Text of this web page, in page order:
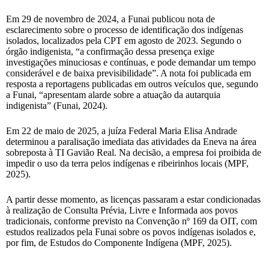
Em 29 de novembro de 2024, a Funai publicou nota de
esclarecimento sobre o processo de identificação dos indígenas
isolados, localizados pela CPT em agosto de 2023. Segundo o
órgão indigenista, “a confirmação dessa presença exige
investigações minuciosas e contínuas, e pode demandar um tempo
considerável e de baixa previsibilidade”. A nota foi publicada em
resposta a reportagens publicadas em outros veículos que, segundo
a Funai, “apresentam alarde sobre a atuação da autarquia
indigenista” (Funai, 2024).
Em 22 de maio de 2025, a juíza Federal Maria Elisa Andrade
determinou a paralisação imediata das atividades da Eneva na área
sobreposta à TI Gavião Real. Na decisão, a empresa foi proibida de
impedir o uso da terra pelos indígenas e ribeirinhos locais (MPF,
2025).
A partir desse momento, as licenças passaram a estar condicionadas
à realização de Consulta Prévia, Livre e Informada aos povos
tradicionais, conforme previsto na Convenção nº 169 da OIT, com
estudos realizados pela Funai sobre os povos indígenas isolados e,
por fim, de Estudos do Componente Indígena (MPF, 2025).